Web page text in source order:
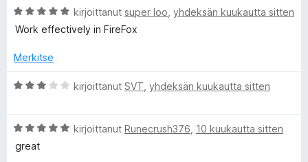
/
5
A
r
i
i
5
5
kirjoittanut super loo yhdeksän kuukautta sitten
Work effectively in FireFox
Merkitse
A
i
o
kirjoittanut SVT yhdeksän kuukautta sitten
A
r
kirjoittanut Runecrush376 10 kuukautta sitten
great